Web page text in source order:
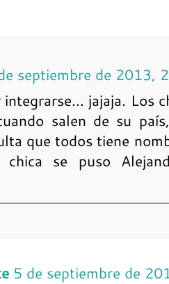
septiembre de 2013,
jajaja. Los
salen de su
que todos tiene
chica se puso
5 de septiembre de